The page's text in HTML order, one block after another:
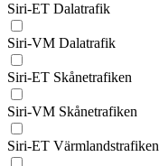
Siri-ET Dalatrafik
Siri-VM Dalatrafik
Siri-ET Skånetrafiken
Siri-VM Skånetrafiken
Siri-ET Värmlandstrafiken